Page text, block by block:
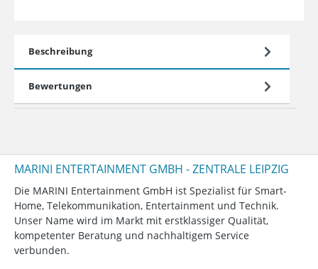
Beschreibung
Bewertungen
MARINI ENTERTAINMENT GMBH - ZENTRALE LEIPZIG
Die MARINI Entertainment GmbH ist Spezialist für Smart-
Home, Telekommunikation, Entertainment und Technik.
Unser Name wird im Markt mit erstklassiger Qualität,
kompetenter Beratung und nachhaltigem Service
verbunden.